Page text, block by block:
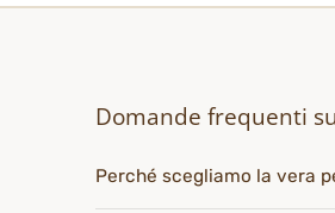
Domande frequenti
Perché scegliamo la vera